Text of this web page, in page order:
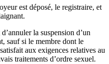
est déposé, le registraire, et
la suspension d’un
sauf si le membre dont le
aux exigences relatives au
traitements d’ordre sexuel.